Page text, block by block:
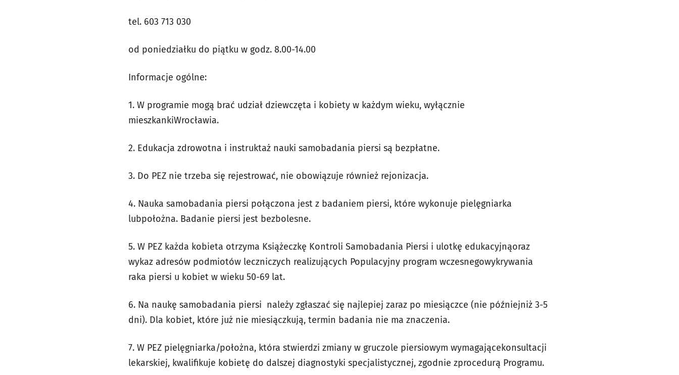
tel. 603 713 030
od poniedziałku do piątku w godz. 8.00-14.00
Informacje ogólne:
1. W programie mogą brać udział dziewczęta i kobiety w każdym wieku, wyłącznie
mieszkankiWrocławia.
2. Edukacja zdrowotna i instruktaż nauki samobadania piersi są bezpłatne.
3. Do PEZ nie trzeba się rejestrować, nie obowiązuje również rejonizacja.
4. Nauka samobadania piersi połączona jest z badaniem piersi, które wykonuje pielęgniarka
lubpołożna. Badanie piersi jest bezbolesne.
5. W PEZ każda kobieta otrzyma Książeczkę Kontroli Samobadania Piersi i ulotkę edukacyjnąoraz
wykaz adresów podmiotów leczniczych realizujących Populacyjny program wczesnegowykrywania
raka piersi u kobiet w wieku 50-69 lat.
6. Na naukę samobadania piersi należy zgłaszać się najlepiej zaraz po miesiączce (nie późniejniż 3-5
dni). Dla kobiet, które już nie miesiączkują, termin badania nie ma znaczenia.
7. W PEZ pielęgniarka/położna, która stwierdzi zmiany w gruczole piersiowym wymagającekonsultacji
lekarskiej, kwalifikuje kobietę do dalszej diagnostyki specjalistycznej, zgodnie zprocedurą Programu.